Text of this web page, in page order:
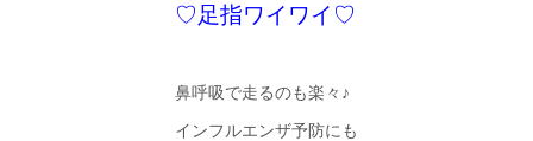
♡足指ワイワイ♡
鼻呼吸で走るのも楽々♪
インフルエンザ予防にも